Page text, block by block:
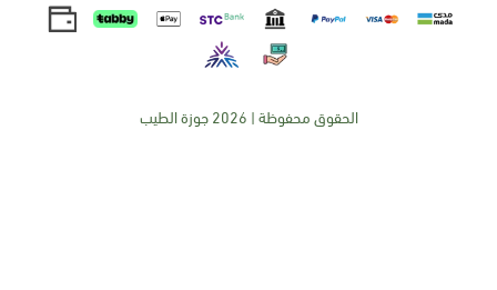
الحقوق محفوظة | 2026 جوزة الطيب